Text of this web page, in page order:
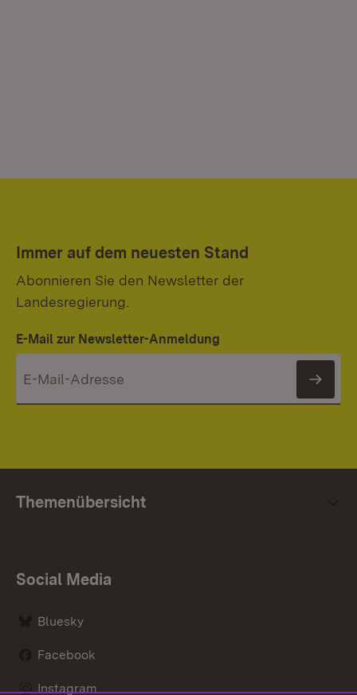
Immer auf dem neuesten Stand
Abonnieren Sie den Newsletter der
Landesregierung.
E-Mail zur Newsletter-Anmeldung
Themenübersicht
Social Media
Bluesky
Facebook
Instagram